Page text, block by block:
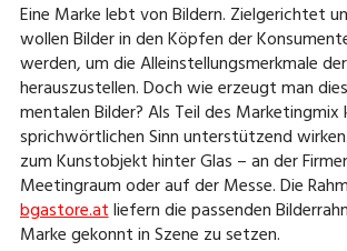
Eine Marke lebt von Bildern. Zielgerichtet
wollen Bilder in den Köpfen der
werden, um die Alleinstellungsmerkmale
herauszustellen. Doch wie erzeugt man
mentalen Bilder? Als Teil des Marketingmix
sprichwörtlichen Sinn unterstützend
zum Kunstobjekt hinter Glas – an der
Meetingraum oder auf der Messe. Die
bgastore.atliefern die passenden
Marke gekonnt in Szene zu setzen.